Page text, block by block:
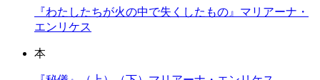
『わたしたちが火の中で失くしたもの』マリアーナ・
エンリケス
本